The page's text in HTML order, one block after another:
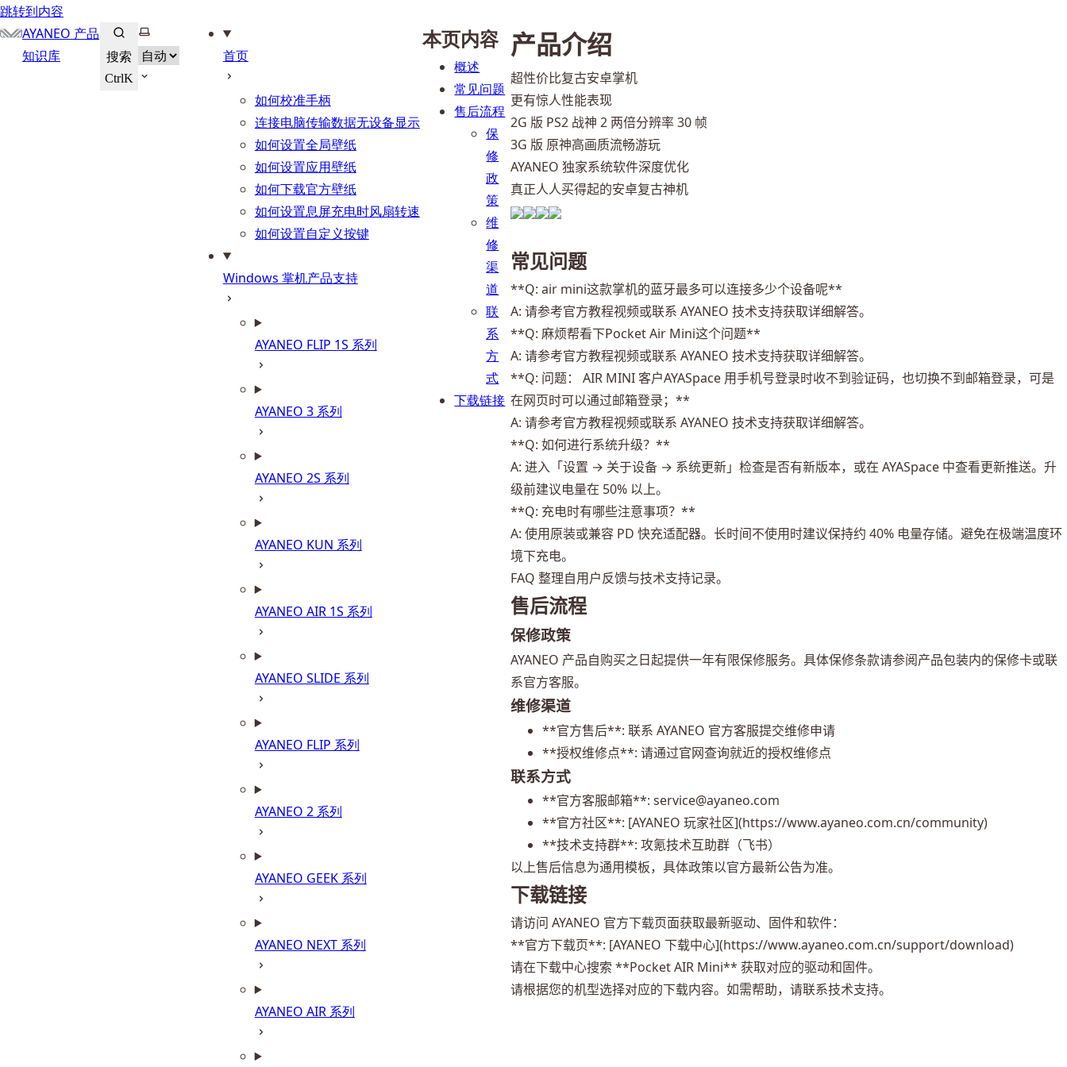
跳转到内容
AYANEO 产品
知识库
搜索
CtrlK
选择主题
首页
如何校准手柄
连接电脑传输数据无设备显示
如何设置全局壁纸
如何设置应用壁纸
如何下载官方壁纸
如何设置息屏充电时风扇转速
如何设置自定义按键
Windows 掌机产品支持
AYANEO FLIP 1S 系列
AYANEO 3 系列
AYANEO 2S 系列
AYANEO KUN 系列
AYANEO AIR 1S 系列
AYANEO SLIDE 系列
AYANEO FLIP 系列
AYANEO 2 系列
AYANEO GEEK 系列
AYANEO NEXT 系列
AYANEO AIR 系列
本页内容
概述
常见问题
售后流程
保
修
政
策
维
修
渠
道
联
系
方
式
下载链接
产品介绍
超性价比复古安卓掌机
更有惊人性能表现
2G 版 PS2 战神 2 两倍分辨率 30 帧
3G 版 原神高画质流畅游玩
AYANEO 独家系统软件深度优化
常见问题
**Q: air mini这款掌机的蓝牙最多可以连接多少个设备呢**
A: 请参考官方教程视频或联系 AYANEO 技术支持获取详细解答。
**Q: 麻烦帮看下Pocket Air Mini这个问题**
A: 请参考官方教程视频或联系 AYANEO 技术支持获取详细解答。
**Q: 问题： AIR MINI 客户AYASpace 用手机号登录时收不到验证码，也切换不到邮箱登录，可是
在网页时可以通过邮箱登录；**
A: 请参考官方教程视频或联系 AYANEO 技术支持获取详细解答。
**Q: 如何进行系统升级？**
A: 进入「设置 → 关于设备 → 系统更新」检查是否有新版本，或在 AYASpace 中查看更新推送。升
级前建议电量在 50% 以上。
**Q: 充电时有哪些注意事项？**
A: 使用原装或兼容 PD 快充适配器。长时间不使用时建议保持约 40% 电量存储。避免在极端温度环
境下充电。
FAQ 整理自用户反馈与技术支持记录。
售后流程
保修政策
AYANEO 产品自购买之日起提供一年有限保修服务。具体保修条款请参阅产品包装内的保修卡或联
系官方客服。
维修渠道
**官方售后**: 联系 AYANEO 官方客服提交维修申请
**授权维修点**: 请通过官网查询就近的授权维修点
联系方式
**官方客服邮箱**: service@ayaneo.com
**官方社区**: [AYANEO 玩家社区](https://www.ayaneo.com.cn/community)
**技术支持群**: 攻氪技术互助群（飞书）
以上售后信息为通用模板，具体政策以官方最新公告为准。
下载链接
请访问 AYANEO 官方下载页面获取最新驱动、固件和软件：
**官方下载页**: [AYANEO 下载中心](https://www.ayaneo.com.cn/support/download)
请在下载中心搜索 **Pocket AIR Mini** 获取对应的驱动和固件。
请根据您的机型选择对应的下载内容。如需帮助，请联系技术支持。